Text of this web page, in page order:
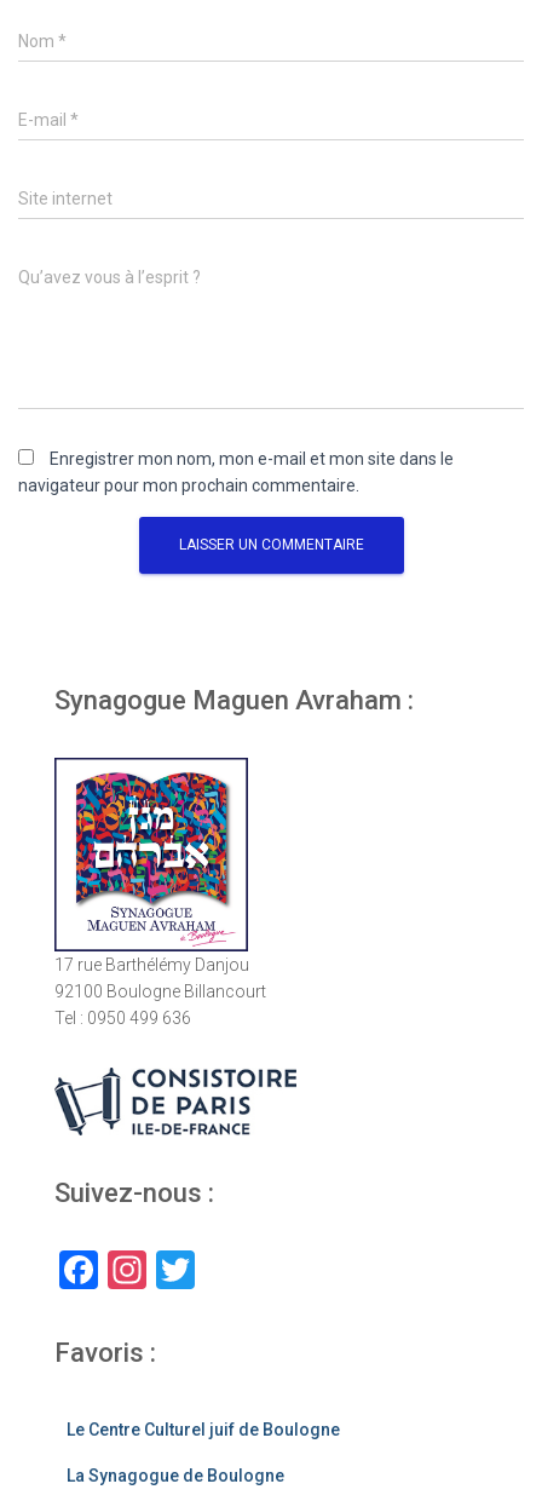
Nom *
E-mail *
Site internet
Qu’avez vous à l’esprit ?
Enregistrer mon nom, mon e-mail et mon site dans le
navigateur pour mon prochain commentaire.
Synagogue Maguen Avraham :
17 rue Barthélémy Danjou
92100 Boulogne Billancourt
Tel : 0950 499 636
Suivez-nous :
F
c
b
o
In
a
a
m
Favoris :
Le Centre Culturel juif de Boulogne
La Synagogue de Boulogne